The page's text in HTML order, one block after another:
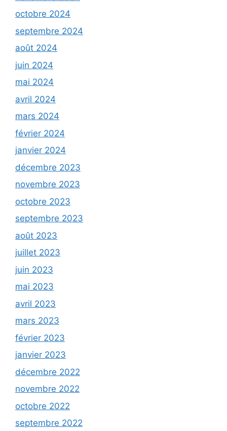
octobre 2024
septembre 2024
août 2024
juin 2024
mai 2024
avril 2024
mars 2024
février 2024
janvier 2024
décembre 2023
novembre 2023
octobre 2023
septembre 2023
août 2023
juillet 2023
juin 2023
mai 2023
avril 2023
mars 2023
février 2023
janvier 2023
décembre 2022
novembre 2022
octobre 2022
septembre 2022